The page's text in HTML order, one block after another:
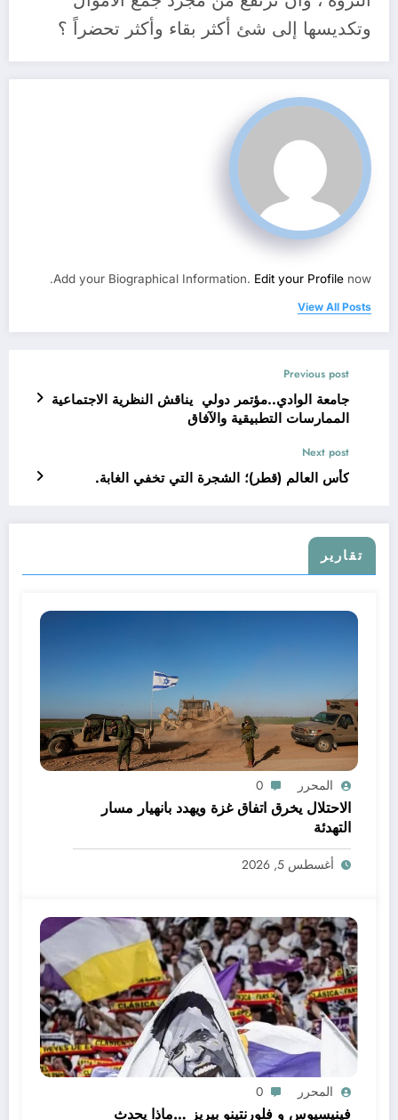
وتكديسها إلى شئ أكثر بقاء وأكثر تحضراً ؟
Add your Biographical Information. Edit your Profile now.
View All Posts
Previous post
جامعة الوادي..مؤتمر دولي يناقش النظرية الاجتماعية
الممارسات التطبيقية والآفاق
Next post
كأس العالم (قطر)؛ الشجرة التي تخفي الغابة.
تقارير
المحرر 0
الاحتلال يخرق اتفاق غزة ويهدد بانهيار مسار
التهدئة
أغسطس 5, 2026
المحرر 0
فينيسيوس و فلورنتينو بيريز …ماذا يحدث